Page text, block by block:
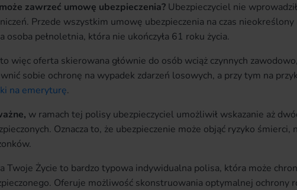
zawrzeć umowę ubezpieczenia? Ubezpieczyciel nie
Przede wszystkim umowę ubezpieczenia na czas nieokreślony
osoba pełnoletnia, która nie ukończyła 61 roku życia.
więc oferta skierowana głównie do osób wciąż czynnych
sobie ochronę na wypadek zdarzeń losowych, a przy tym na
na emeryturę.
w ramach tej polisy ubezpieczyciel umożliwił wskazanie aż
Oznacza to, że ubezpieczenie może objąć ryzyko śmierci,
Twoje Życie to bardzo typowa indywidualna polisa, która może
Oferuje możliwość skonstruowania optymalnej ochrony